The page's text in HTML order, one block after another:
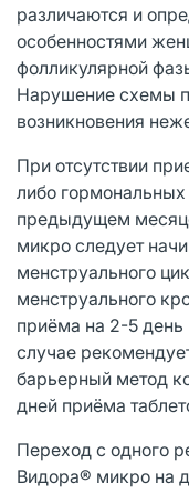
различаются и
особенностями
фолликулярной
Нарушение схемы
возникновения
При отсутствии
либо
предыдущем
микро следует
менструального
менструального
приёма на 2-5 день
случае
барьерный метод
дней приёма
Переход с одного
Видора® микро на